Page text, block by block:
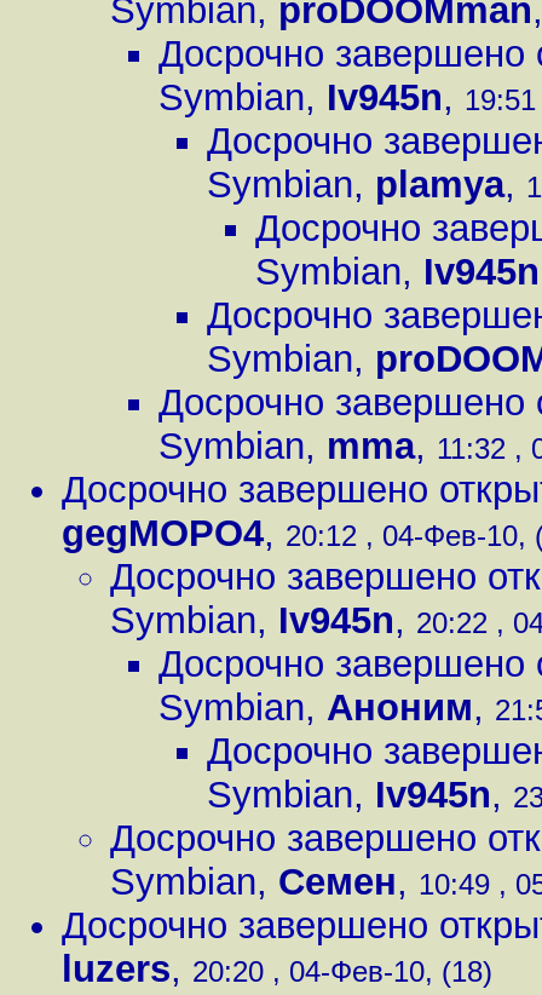
Symbian, proDOOMman
Досрочно завершено
Symbian, Iv945n,
Досрочно
Symbian, plamya,
Досрочно
Symbian, Iv945n
Досрочно
Symbian,
Досрочно завершено
Symbian, mma, 11:32 ,
Досрочно завершено
gegMOPO4, 20:12 , 04-Фев-10,
Досрочно завершено
Symbian, Iv945n, 20:22 ,
Досрочно завершено
Symbian, Аноним,
Досрочно
Symbian, Iv945n,
Досрочно завершено
Symbian, Семен, 10:49 ,
Досрочно завершено
luzers, 20:20 , 04-Фев-10, (18)